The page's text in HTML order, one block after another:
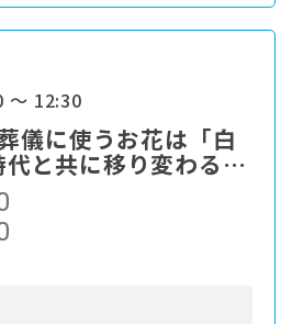
～ 12:30
儀に使うお花は「白
と共に移り変わる顧
々、葬儀社は現状の
のか・・・